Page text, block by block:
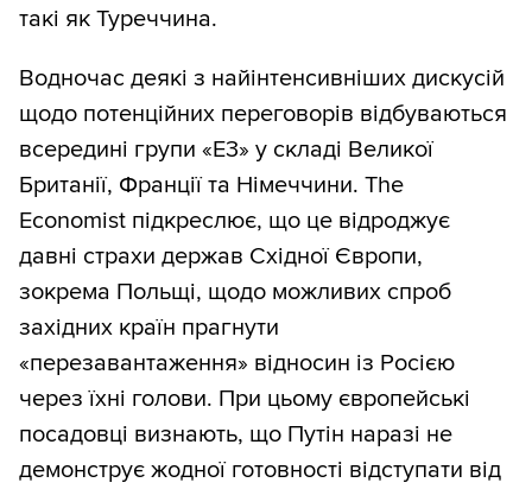
такі як Туреччина.
Водночас деякі з найінтенсивніших дискусій
щодо потенційних переговорів відбуваються
всередині групи «E3» у складі Великої
Британії, Франції та Німеччини. The
Economist підкреслює, що це відроджує
давні страхи держав Східної Європи,
зокрема Польщі, щодо можливих спроб
західних країн прагнути
«перезавантаження» відносин із Росією
через їхні голови. При цьому європейські
посадовці визнають, що Путін наразі не
демонструє жодної готовності відступати від